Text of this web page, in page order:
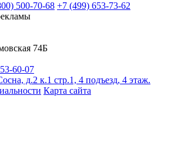
500-70-68 +7 (499) 653-73-62
74Б
60-07
д.2 к.1 стр.1, 4 подъезд, 4 этаж.
Карта сайта